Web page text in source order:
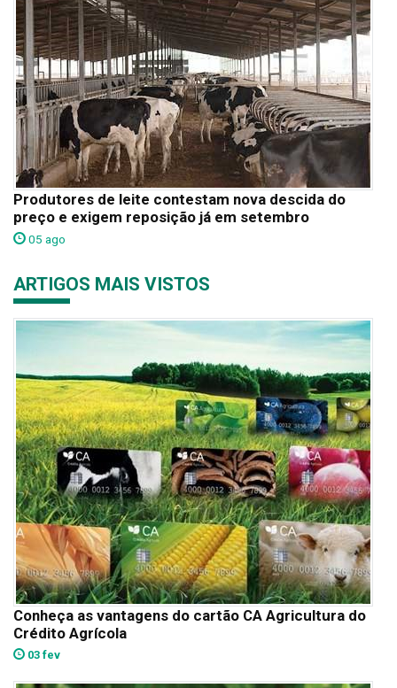
Produtores de leite contestam nova descida do
preço e exigem reposição já em setembro
05 ago
ARTIGOS MAIS VISTOS
Conheça as vantagens do cartão CA Agricultura do
Crédito Agrícola
03 fev